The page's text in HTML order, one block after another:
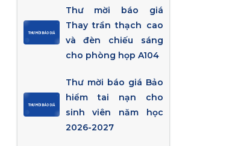
Thư mời báo giá
Thay trần thạch cao
và đèn chiếu sáng
cho phòng họp A104
Thư mời báo giá Bảo
hiểm tai nạn cho
sinh viên năm học
2026-2027